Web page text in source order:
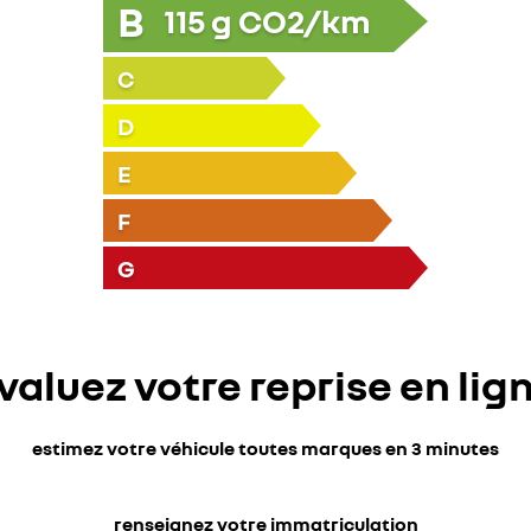
B 115g CO2/km
C
D
E
F
G
votre reprise en
estimez votre véhicule toutes marques en 3 minutes
renseignez votre immatriculation